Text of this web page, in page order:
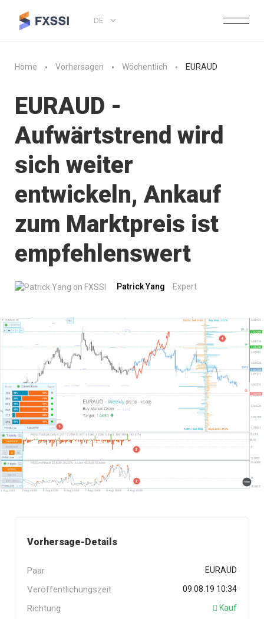
DE
Home Vorhersagen Wöchentlich EURAUD
EURAUD -
Aufwärtstrend wird
sich weiter
entwickeln, Ankauf
zum Marktpreis ist
empfehlenswert
Patrick Yang Expert
Vorhersage-Details
Paar EURAUD
Veröffentlichungszeit 09.08.19 10:34
Richtung Kauf